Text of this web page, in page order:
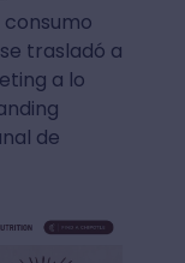
consumo
trasladó a
a lo
de